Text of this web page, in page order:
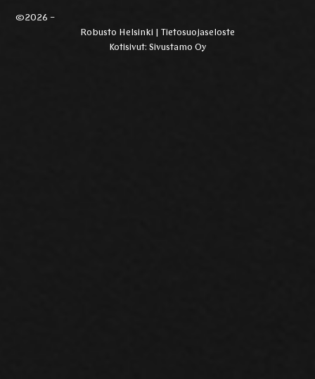
©2026 –
Robusto Helsinki | Tietosuojaseloste
Kotisivut: Sivustamo Oy